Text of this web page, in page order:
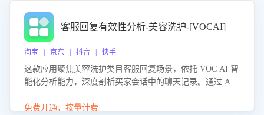
客服回复有效性分析-美容洗护-[VOCAI]
淘宝 | 京东 | 抖音 | 快手
这款应用聚焦美容洗护类目客服回复场景，依托 VOC AI 智
能化分析能力，深度剖析买家会话中的聊天记录。通过 AI
答的有效性与完整性，输出针对性改进策略，助力商家快速
免费开通，按量计费